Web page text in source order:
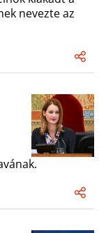
nevezte az